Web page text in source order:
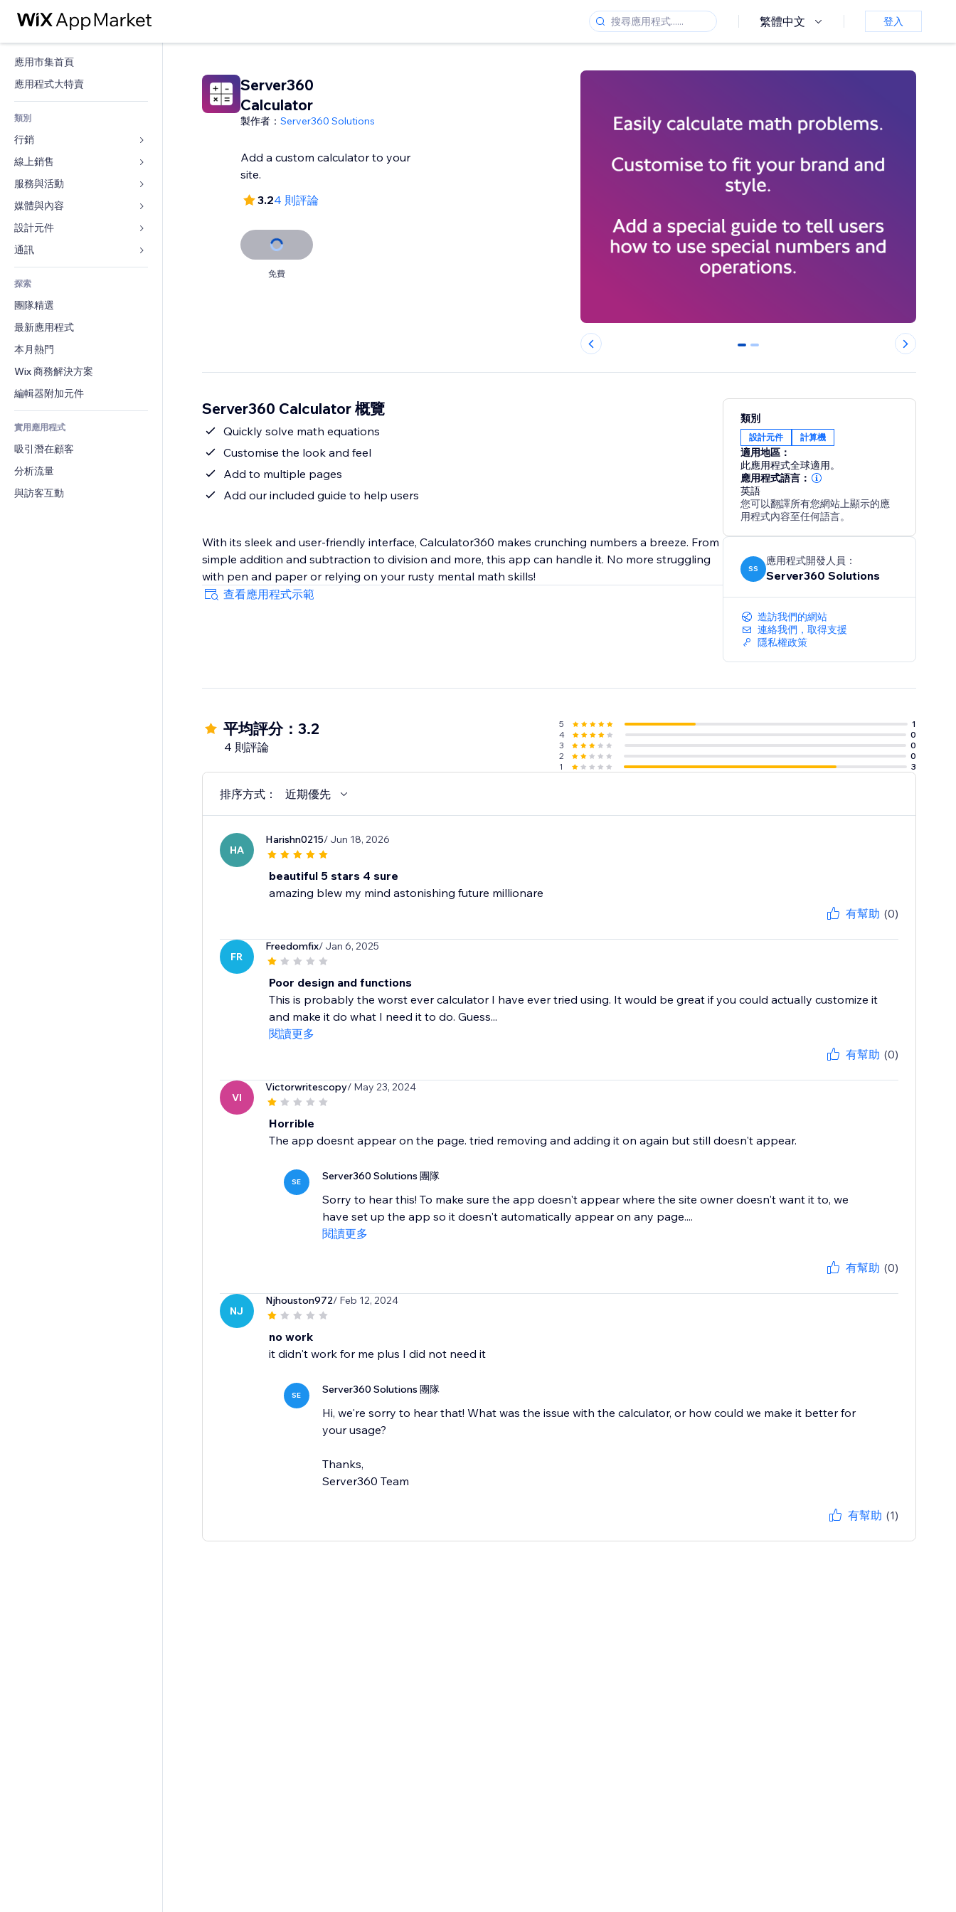
繁體中文 登入
應用市集首頁
應用程式大特賣
類別
行銷
廣告
行動裝置
分析
社交
發佈網站
電子郵件
轉換率
線上銷售
商店應用程式
出貨與送貨
付款按鈕
網路課程
會計
優惠券與酬賓計劃
倉儲解決方案
廠商直送
食品及飲料
服務與活動
旅館
活動
餐廳
不動產
預訂
媒體與內容
圖庫
音樂
Podcast
相片
影片
PDF
檔案分享
新聞
內容服務
設計元件
地圖與導航
隱私與安全性
時鐘
網頁範本
圖片效果
按鈕與選單
橫幅與徽章
計算機
搜尋
天氣
圖表與表格
表單
部落格
投票
聊天
留言
電話
社群
評價與推薦
CRM
探索
團隊精選
最新應用程式
本月熱門
Wix 商務解決方案
編輯器附加元件
實用應用程式
吸引潛在顧客
分析流量
與訪客互動
Server360
Calculator
製作者： Server360 Solutions
Add a custom calculator to your
site.
3.24 則評論
免費
0 1
Server360 Calculator 概覽
Quickly solve math equations
Customise the look and feel
Add to multiple pages
Add our included guide to help users
With its sleek and user-friendly interface, Calculator360 makes crunching numbers a breeze. From
simple addition and subtraction to division and more, this app can handle it. No more struggling
with pen and paper or relying on your rusty mental math skills!
查看應用程式示範
類別
設計元件 計算機
適用地區：
此應用程式全球適用。
應用程式語言：
英語
您可以翻譯所有您網站上顯示的應
用程式內容至任何語言。
SS
應用程式開發人員：
Server360 Solutions
造訪我們的網站
連絡我們，取得支援
隱私權政策
平均評分：3.2
4 則評論
5
1
4
0
3
0
2
0
1
3
排序方式： 近期優先
HA
Harishn0215/ Jun 18, 2026
beautiful 5 stars 4 sure
amazing blew my mind astonishing future millionare
有幫助 (0)
FR
Freedomfix/ Jan 6, 2025
Poor design and functions
This is probably the worst ever calculator I have ever tried using. It would be great if you could actually customize it
and make it do what I need it to do. Guess...
閱讀更多
有幫助 (0)
VI
Victorwritescopy/ May 23, 2024
Horrible
The app doesnt appear on the page. tried removing and adding it on again but still doesn't appear.
SE Server360 Solutions 團隊
Sorry to hear this! To make sure the app doesn't appear where the site owner doesn't want it to, we
have set up the app so it doesn't automatically appear on any page....
閱讀更多
有幫助 (0)
NJ
Njhouston972/ Feb 12, 2024
no work
it didn't work for me plus I did not need it
SE Server360 Solutions 團隊
Hi, we're sorry to hear that! What was the issue with the calculator, or how could we make it better for
your usage?
Thanks,
Server360 Team
有幫助 (1)